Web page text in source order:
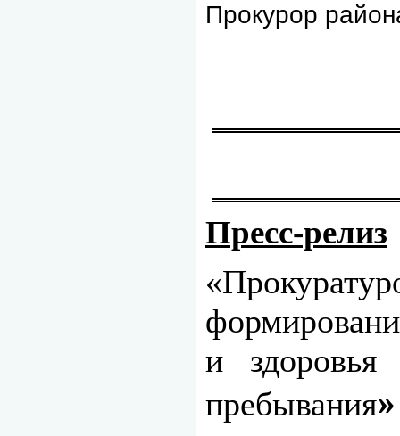
Прокурор
Пресс-релиз
и
пребывания»